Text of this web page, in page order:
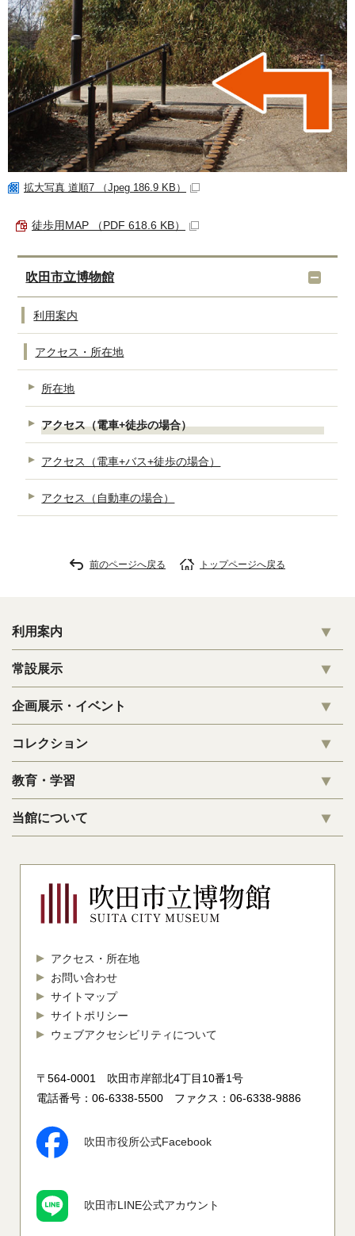
拡大写真 道順7 （Jpeg 186.9 KB）
徒歩用MAP （PDF 618.6 KB）
吹田市立博物館
利用案内
アクセス・所在地
所在地
アクセス（電車+徒歩の場合）
アクセス（電車+バス+徒歩の場合）
アクセス（自動車の場合）
前のページへ戻る トップページへ戻る
利用案内
常設展示
企画展示・イベント
コレクション
教育・学習
当館について
アクセス・所在地
お問い合わせ
サイトマップ
サイトポリシー
ウェブアクセシビリティについて
〒564-0001 吹田市岸部北4丁目10番1号
電話番号：06-6338-5500 ファクス：06-6338-9886
吹田市役所公式Facebook
吹田市LINE公式アカウント